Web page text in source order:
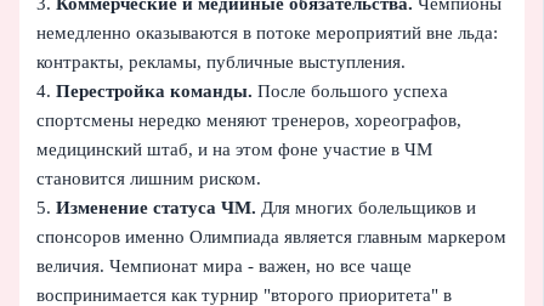
немедленно оказываются в потоке мероприятий вне льда:
контракты, рекламы, публичные выступления.
4.Перестройка команды. После большого успеха
спортсмены нередко меняют тренеров, хореографов,
медицинский штаб, и на этом фоне участие в ЧМ
становится лишним риском.
5.Изменение статуса ЧМ. Для многих болельщиков и
спонсоров именно Олимпиада является главным маркером
величия. Чемпионат мира - важен, но все чаще
воспринимается как турнир "второго приоритета" в